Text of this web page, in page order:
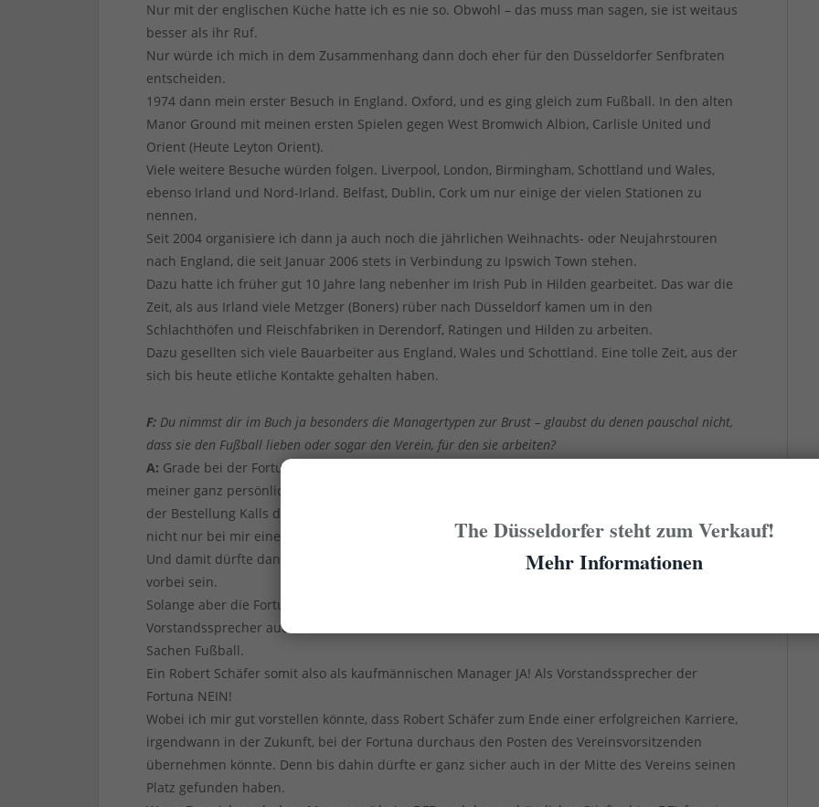
Nur mit der englischen Küche hatte ich es nie so. Obwohl – das muss man sagen, sie ist weitaus
besser als ihr Ruf.
Nur würde ich mich in dem Zusammenhang dann doch eher für den Düsseldorfer Senfbraten
entscheiden.
1974 dann mein erster Besuch in England. Oxford, und es ging gleich zum Fußball. In den alten
Manor Ground mit meinen ersten Spielen gegen West Bromwich Albion, Carlisle United und
Orient (Heute Leyton Orient).
Viele weitere Besuche würden folgen. Liverpool, London, Birmingham, Schottland und Wales,
ebenso Irland und Nord-Irland. Belfast, Dublin, Cork um nur einige der vielen Stationen zu
nennen.
Seit 2004 organisiere ich dann ja auch noch die jährlichen Weihnachts- oder Neujahrstouren
nach England, die seit Januar 2006 stets in Verbindung zu Ipswich Town stehen.
Dazu hatte ich früher gut 10 Jahre lang nebenher im Irish Pub in Hilden gearbeitet. Das war die
Zeit, als aus Irland viele Metzger (Boners) rüber nach Düsseldorf kamen um in den
Schlachthöfen und Fleischfabriken in Derendorf, Ratingen und Hilden zu arbeiten.
Dazu gesellten sich viele Bauarbeiter aus England, Wales und Schottland. Eine tolle Zeit, aus der
sich bis heute etliche Kontakte gehalten haben.
F: Du nimmst dir im Buch ja besonders die Managertypen zur Brust – glaubst du denen pauschal nicht,
dass sie den Fußball lieben oder sogar den Verein, für den sie arbeiten?
A: Grade bei der Fortuna haben wir ja mit Charly Meyer und auch mit Peter Frymuth und aus
meiner ganz persönlichen Sicht auch Paul Jäger gute Führungsleute gehabt. Die Art und Weise
der Bestellung Kalls dann vom Aufsichtsrat zum bezahlten Vorstand bei der Fortuna hat sicher
nicht nur bei mir einen ganz schlechten Beigeschmack hinterlassen.
Und damit dürfte dann die Zeit des ehrenamtlichen Vorstandes bei der Fortuna endgültig
vorbei sein.
Solange aber die Fortuna ein mitgliedergeführter Verein sein will – sehe ich den
Vorstandssprecher auch aus der Mitte des Vereins bestellt. Und nicht als Geschäftsreisenden in
Sachen Fußball.
Ein Robert Schäfer somit also als kaufmännischen Manager JA! Als Vorstandssprecher der
Fortuna NEIN!
Wobei ich mir gut vorstellen könnte, dass Robert Schäfer zum Ende einer erfolgreichen Karriere,
irgendwann in der Zukunft, bei der Fortuna durchaus den Posten des Vereinsvorsitzenden
übernehmen könnte. Denn bis dahin dürfte er ganz sicher auch in der Mitte des Vereins seinen
Platz gefunden haben.
The Düsseldorfer steht zum Verkauf!
Mehr Informationen